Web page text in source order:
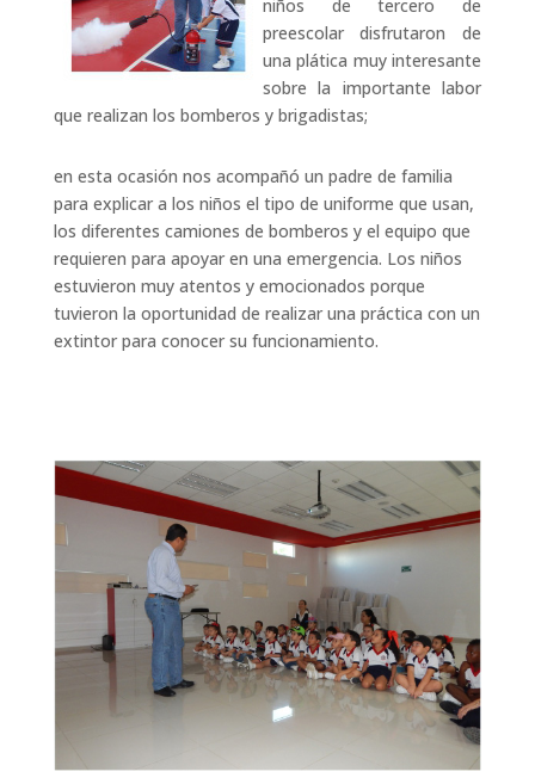
niños de tercero de
preescolar disfrutaron de
una plática muy interesante
sobre la importante labor
que realizan los bomberos y brigadistas;
en esta ocasión nos acompañó un padre de familia
para explicar a los niños el tipo de uniforme que usan,
los diferentes camiones de bomberos y el equipo que
requieren para apoyar en una emergencia. Los niños
estuvieron muy atentos y emocionados porque
tuvieron la oportunidad de realizar una práctica con un
extintor para conocer su funcionamiento.